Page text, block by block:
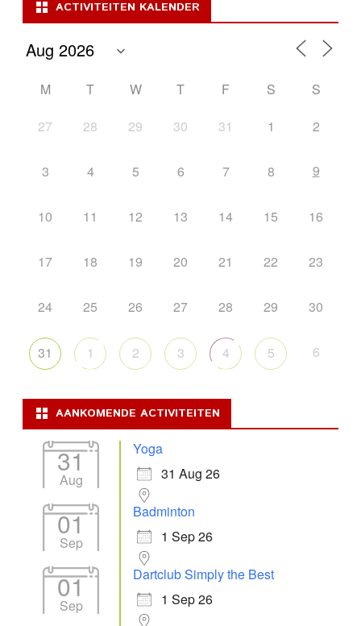
ACTIVITEITEN KALENDER
M T W T F S
S
27
28 29 30 31 1 2
3 4 5 6 7 8 9
10 11 12 13 14 15 16
17 18 19 20 21 22 23
24 25 26 27 28 29 30
31 1 2 3 4 5 6
AANKOMENDE ACTIVITEITEN
31
Aug
Yoga
31 Aug 26
01
Sep
Badminton
1 Sep 26
01
Sep
Dartclub Simply the Best
1 Sep 26